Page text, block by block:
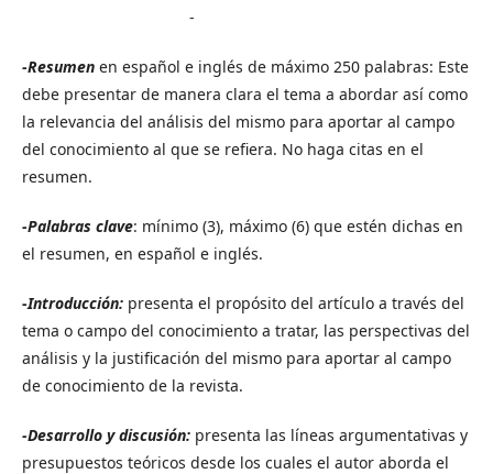
-
-Resumen en español e inglés de máximo 250 palabras: Este
debe presentar de manera clara el tema a abordar así como
la relevancia del análisis del mismo para aportar al campo
del conocimiento al que se refiera. No haga citas en el
resumen.
-Palabras clave: mínimo (3), máximo (6) que estén dichas en
el resumen, en español e inglés.
-Introducción: presenta el propósito del artículo a través del
tema o campo del conocimiento a tratar, las perspectivas del
análisis y la justificación del mismo para aportar al campo
de conocimiento de la revista.
-Desarrollo y discusión: presenta las líneas argumentativas y
presupuestos teóricos desde los cuales el autor aborda el